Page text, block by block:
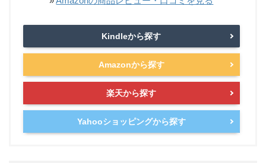
Kindleから探す
Amazonから探す
楽天から探す
Yahooショッピングから探す